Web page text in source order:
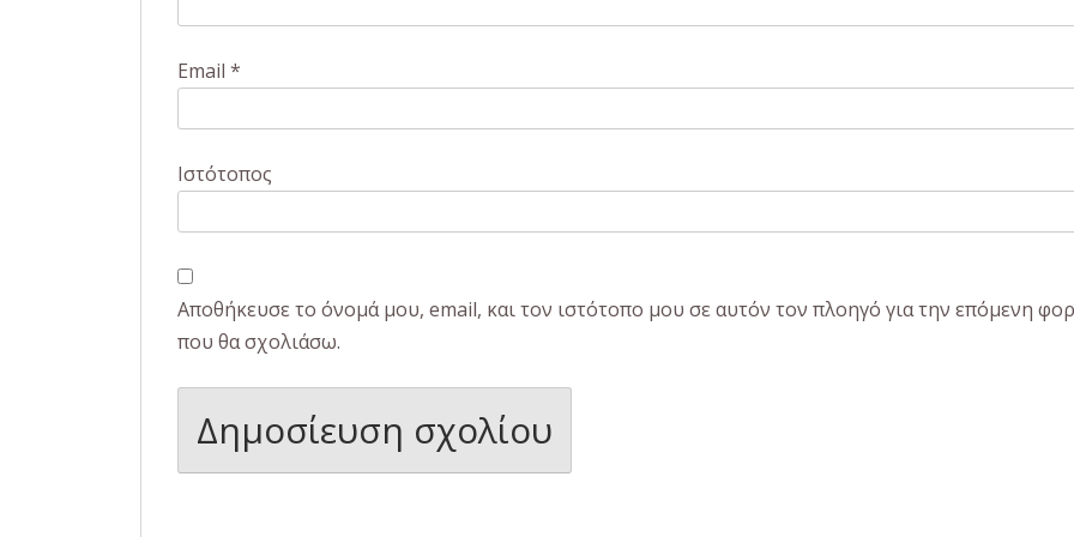
Email *
Ιστότοπος
Αποθήκευσε το όνομά μου, email, και τον ιστότοπο μου σε αυτόν τον πλοηγό για την επόμενη
που θα σχολιάσω.